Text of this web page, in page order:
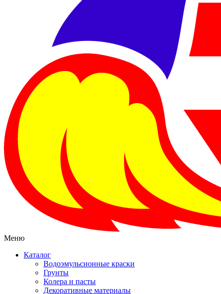
Меню
Каталог
Водоэмульсионные краски
Грунты
Колера и пасты
Декоративные материалы